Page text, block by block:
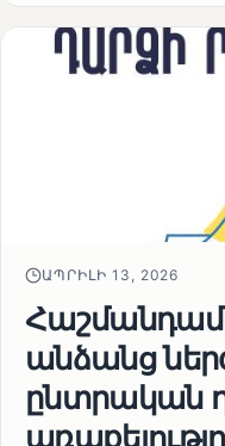
ԱՊՐԻԼԻ 13, 2026
անձանց
ընտրական